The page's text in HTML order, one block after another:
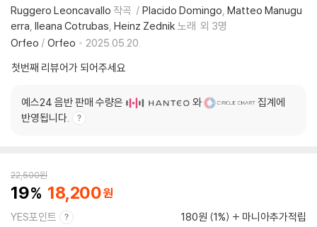
Ruggero Leoncavallo 작곡 Placido Domingo Matteo Manugu
erra Ileana Cotrubas Heinz Zednik노래 외 3명
Orfeo / Orfeo
2025.05.20.
첫번째 리뷰어가 되어주세요
예스24 음반 판매 수량은 와
집계에
반영됩니다.
22,500원
19 18,200
YES포인트 180원 (1%) 마니아추가적립